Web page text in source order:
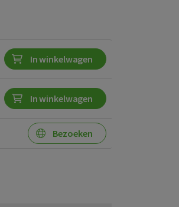
In winkelwagen
In winkelwagen
Bezoeken